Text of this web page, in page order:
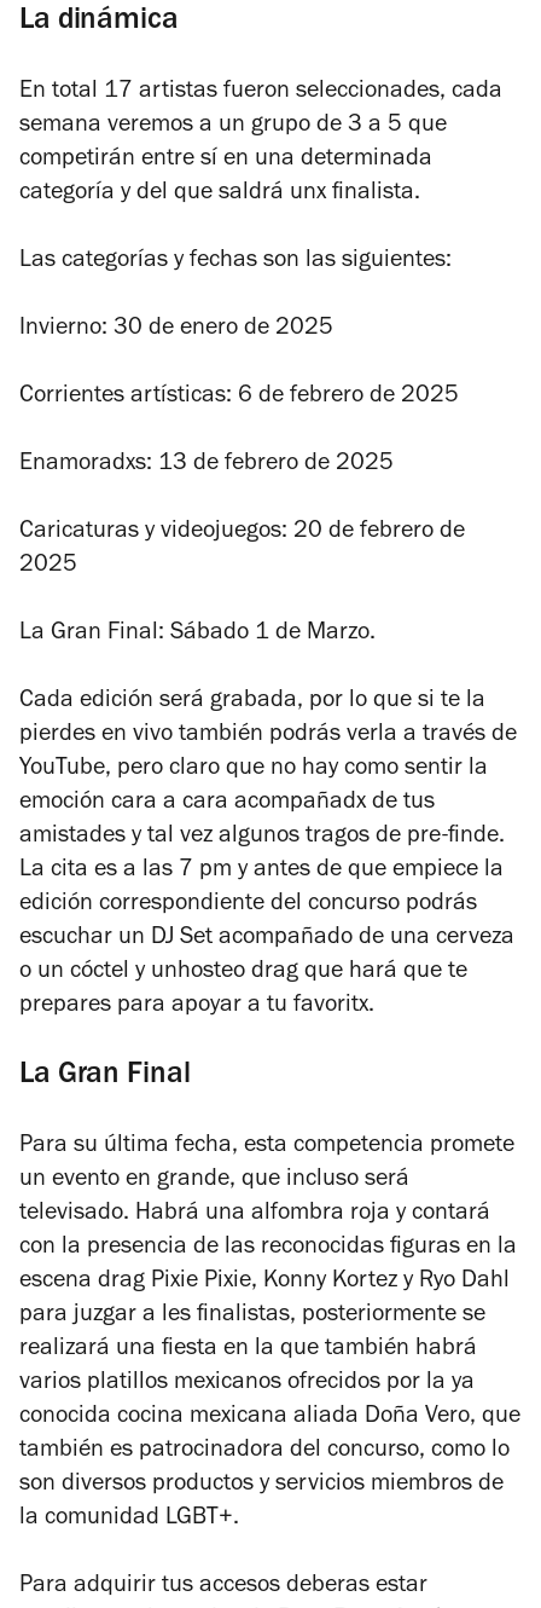
La dinámica
En total 17 artistas fueron seleccionades, cada
semana veremos a un grupo de 3 a 5 que
competirán entre sí en una determinada
categoría y del que saldrá unx finalista.
Las categorías y fechas son las siguientes:
Invierno: 30 de enero de 2025
Corrientes artísticas: 6 de febrero de 2025
Enamoradxs: 13 de febrero de 2025
Caricaturas y videojuegos: 20 de febrero de
2025
La Gran Final: Sábado 1 de Marzo.
Cada edición será grabada, por lo que si te la
pierdes en vivo también podrás verla a través de
YouTube, pero claro que no hay como sentir la
emoción cara a cara acompañadx de tus
amistades y tal vez algunos tragos de pre-finde.
La cita es a las 7 pm y antes de que empiece la
edición correspondiente del concurso podrás
escuchar un DJ Set acompañado de una cerveza
o un cóctel y unhosteo drag que hará que te
prepares para apoyar a tu favoritx.
La Gran Final
Para su última fecha, esta competencia promete
un evento en grande, que incluso será
televisado. Habrá una alfombra roja y contará
con la presencia de las reconocidas figuras en la
escena drag Pixie Pixie, Konny Kortez y Ryo Dahl
para juzgar a les finalistas, posteriormente se
realizará una fiesta en la que también habrá
varios platillos mexicanos ofrecidos por la ya
conocida cocina mexicana aliada Doña Vero, que
también es patrocinadora del concurso, como lo
son diversos productos y servicios miembros de
la comunidad LGBT+.
Para adquirir tus accesos deberas estar